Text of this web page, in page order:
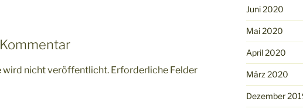
wird nicht veröffentlicht. Erforderliche Felder
Juni 2020
Mai 2020
April 2020
März 2020
Dezember